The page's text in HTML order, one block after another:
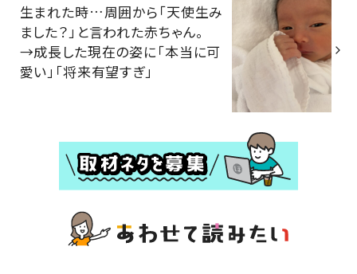
生まれた時…周囲から「天使生み
ました？」と言われた赤ちゃん。
→成長した現在の姿に「本当に可
愛い」「将来有望すぎ」